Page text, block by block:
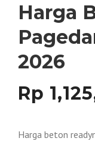
Harga
2026
Rp
Harga beton